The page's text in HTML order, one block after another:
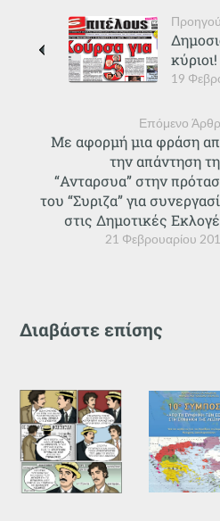
19
κύριοι!
Επόμενο
21 Φεβρουαρίου
Με αφορμή μια φράση
την απάντηση
“Ανταρσυα” στην
του “Συριζα” για
στις Δημοτικές
Διαβάστε επίσης